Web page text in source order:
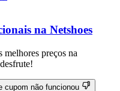
na Netshoes
melhores preços na
cupom não funcionou